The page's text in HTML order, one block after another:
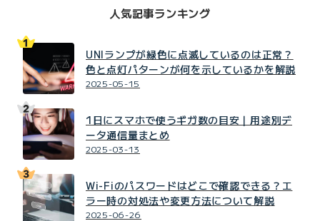
人気記事ランキング
UNIランプが緑色に点滅しているのは正常？
色と点灯パターンが何を示しているかを解説
2025-05-15
1日にスマホで使うギガ数の目安｜用途別デ
ータ通信量まとめ
2025-03-13
Wi-Fiのパスワードはどこで確認できる？エ
ラー時の対処法や変更方法について解説
2025-06-26